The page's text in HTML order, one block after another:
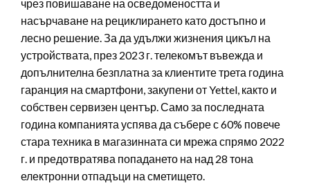
чрез повишаване на осведомеността и
насърчаване на рециклирането като достъпно и
лесно решение. За да удължи жизнения цикъл на
устройствата, през 2023 г. телекомът въвежда и
допълнителна безплатна за клиентите трета година
гаранция на смартфони, закупени от Yettel, както и
собствен сервизен център. Само за последната
година компанията успява да събере с 60% повече
стара техника в магазинната си мрежа спрямо 2022
г. и предотвратява попадането на над 28 тона
електронни отпадъци на сметището.